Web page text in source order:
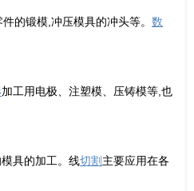
的锻模,冲压模具的冲头等。 数
加工用电极、注塑模、压铸模等,也
具的加工。线切割 主要应用在各